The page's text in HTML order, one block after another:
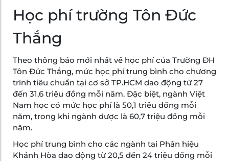
Học phí trường Tôn Đức
Thắng
Theo thông báo mới nhất về học phí của Trường ĐH
Tôn Đức Thắng, mức học phí trung bình cho chương
trình tiêu chuẩn tại cơ sở TP.HCM dao động từ 27
đến 31,6 triệu đồng mỗi năm. Đặc biệt, ngành Việt
Nam học có mức học phí là 50,1 triệu đồng mỗi
năm, trong khi ngành dược là 60,7 triệu đồng mỗi
năm.
Học phí trung bình cho các ngành tại Phân hiệu
Khánh Hòa dao động từ 20,5 đến 24 triệu đồng mỗi